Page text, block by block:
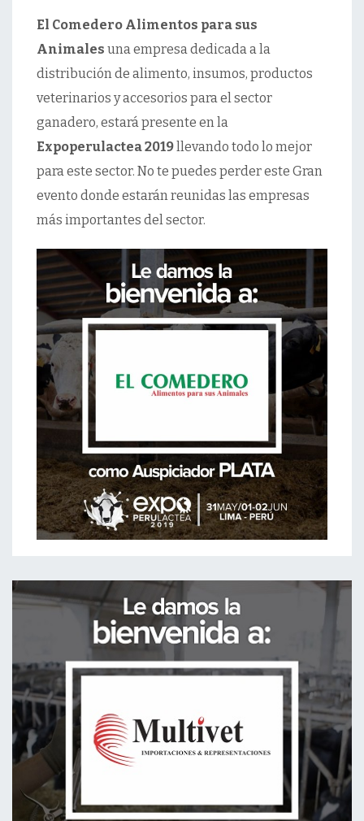
El Comedero Alimentos para sus
Animales una empresa dedicada a la
distribución de alimento, insumos, productos
veterinarios y accesorios para el sector
ganadero, estará presente en la
Expoperulactea 2019llevando todo lo mejor
para este sector. No te puedes perder este Gran
evento donde estarán reunidas las empresas
más importantes del sector.